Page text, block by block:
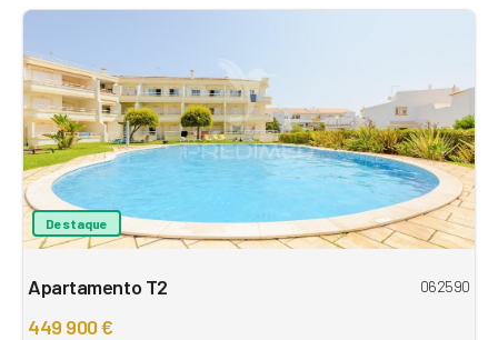
Destaque
Apartamento T2 062590
449 900 €